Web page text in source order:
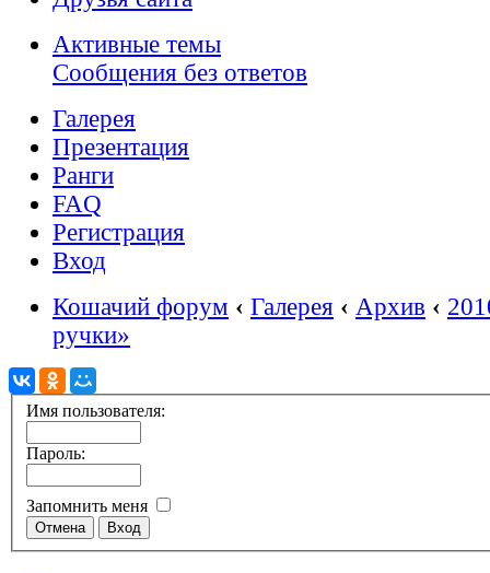
Активные темы
Сообщения без ответов
Галерея
Презентация
Ранги
FAQ
Регистрация
Вход
Кошачий форум ‹ Галерея ‹ Архив ‹
ручки»
Имя пользователя:
Пароль:
Запомнить меня